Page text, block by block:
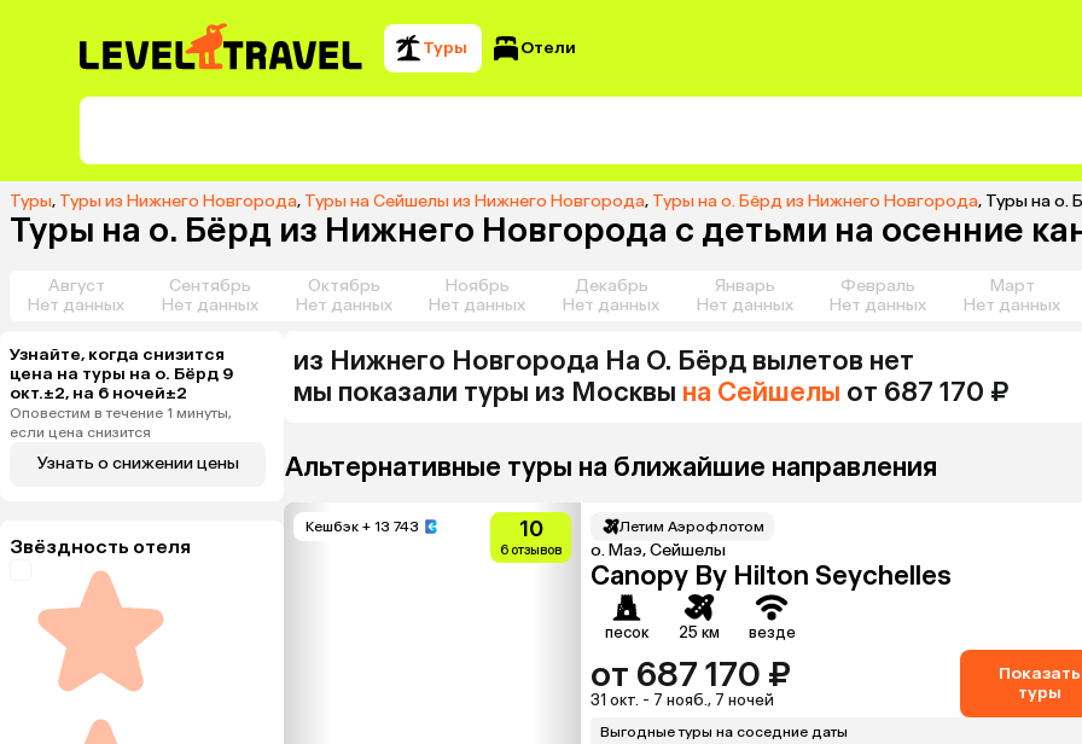
Туры Отели
Туры, Туры из Нижнего Новгорода, Туры на Сейшелы из Нижнего Новгорода, Туры на о. Бёрд из Нижнего Новгорода, Туры на о.
Туры на о. Бёрд из Нижнего Новгорода с детьми на осенние
Август
Нет данных
Сентябрь
Нет данных
Октябрь
Нет данных
Ноябрь
Нет данных
Декабрь
Нет данных
Январь
Нет данных
Февраль
Нет данных
Март
Нет данных
Узнайте, когда снизится
цена на туры на о. Бёрд 9
окт.±2, на 6 ночей±2
Оповестим в течение 1 минуты,
если цена снизится
Узнать о снижении цены
Звёздность отеля
из Нижнего Новгорода На О. Бёрд вылетов нет
мы показали туры из Москвы на Сейшелы от 687 170 ₽
Альтернативные туры на ближайшие направления
Кешбэк + 13 743 10
6 отзывов
Летим Аэрофлотом
о. Маэ, Сейшелы
Canopy By Hilton Seychelles
песок 25 км везде
от 687 170 ₽
31 окт. - 7 нояб., 7 ночей
Показать
туры
Выгодные туры на соседние даты